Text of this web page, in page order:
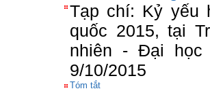
Tạp chí: Kỷ yếu
quốc 2015, tại
nhiên - Đại học
9/10/2015
Tóm tắt